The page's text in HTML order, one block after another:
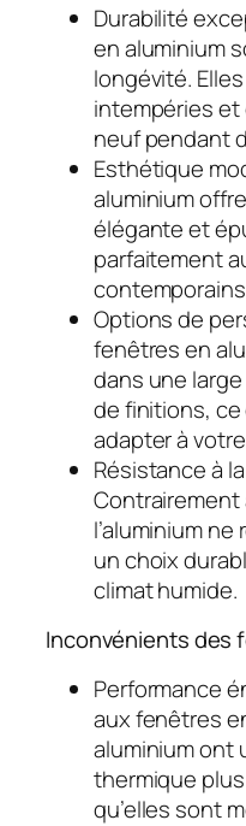
Durabilité
en aluminium
longévité.
intempéries
neuf pendant
Esthétique
aluminium
élégante et
parfaitement
Options de
fenêtres en
dans une
de finitions,
adapter à
Résistance à
Contrairement
l’aluminium
un choix
climat humide.
Inconvénients des
Performance
aux fenêtres
aluminium ont
thermique
qu’elles sont